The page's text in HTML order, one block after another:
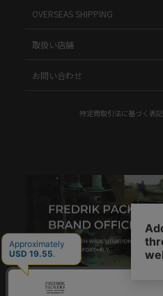
OVERSEAS SHIPPING
取扱い店舗
お問い合わせ
特定商取引法に基づく表記